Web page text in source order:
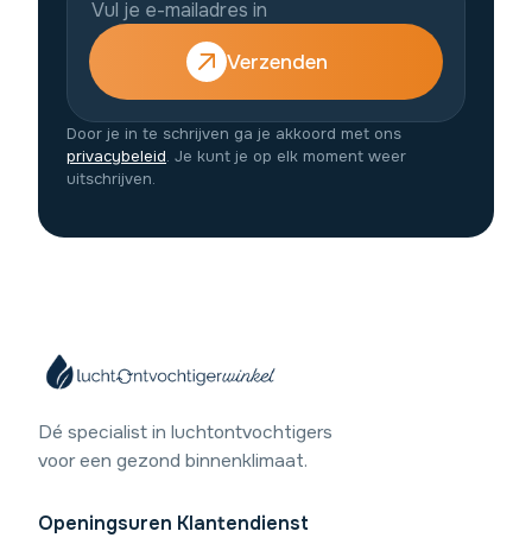
Verzenden
Door je in te schrijven ga je akkoord met ons
privacybeleid. Je kunt je op elk moment weer
uitschrijven.
Dé specialist in luchtontvochtigers
voor een gezond binnenklimaat.
Openingsuren Klantendienst